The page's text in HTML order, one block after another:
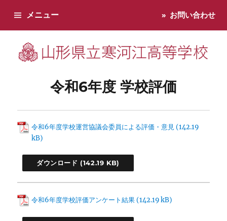
寒河江高校です。学校からのお知らせ、学校生活などお知らせし
メニュー お問い合わせ
令和6年度 学校評価
令和6年度学校運営協議会委員による評価・意見
ダウンロード
令和6年度学校評価アンケート結果